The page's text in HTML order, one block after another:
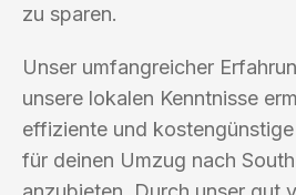
zu sparen.
Unser umfangreicher
unsere lokalen Kenntnisse
effiziente und
für deinen Umzug nach